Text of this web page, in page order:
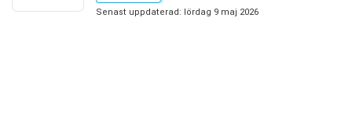
Senast uppdaterad: lördag 9 maj 2026